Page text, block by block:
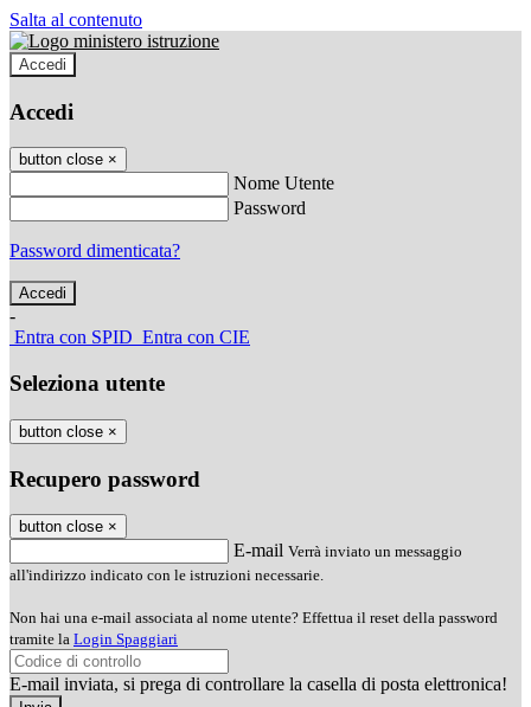
Salta al contenuto
Accedi
Accedi
button close ×
Nome Utente
Password
Password dimenticata?
-
Entra con SPID Entra con CIE
Seleziona utente
button close ×
Recupero password
button close ×
E-mail Verrà inviato un messaggio
all'indirizzo indicato con le istruzioni necessarie.
Non hai una e-mail associata al nome utente? Effettua il reset della password
tramite la Login Spaggiari
E-mail inviata, si prega di controllare la casella di posta elettronica!